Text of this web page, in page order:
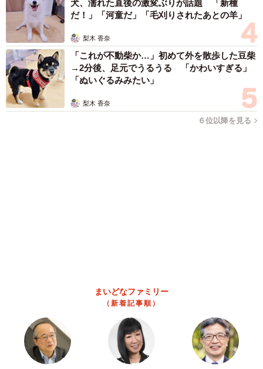
梨木 香奈
「これが不動柴か…」初めて外を散歩した豆柴
→2分後、足元でうるうる 「かわいすぎる」
「ぬいぐるみみたい」
梨木 香奈
６位以降を見る
森岡 浩
姓氏研究家
ハイヒール・リンゴ
漫才師
大江 篤
園田学園女子大学学長